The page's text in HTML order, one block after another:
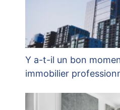
Y a-t-il un bon
immobilier